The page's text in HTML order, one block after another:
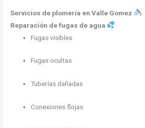
Servicios de plomería en Valle Gomez
Reparación de fugas de agua
Fugas visibles
Fugas ocultas
Tuberías dañadas
Conexiones flojas